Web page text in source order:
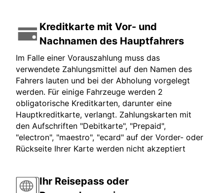
Kreditkarte mit Vor- und
Nachnamen des Hauptfahrers
Im Falle einer Vorauszahlung muss das
verwendete Zahlungsmittel auf den Namen des
Fahrers lauten und bei der Abholung vorgelegt
werden. Für einige Fahrzeuge werden 2
obligatorische Kreditkarten, darunter eine
Hauptkreditkarte, verlangt. Zahlungskarten mit
den Aufschriften "Debitkarte", "Prepaid",
"electron", "maestro", "ecard" auf der Vorder- oder
Rückseite Ihrer Karte werden nicht akzeptiert
Ihr Reisepass oder